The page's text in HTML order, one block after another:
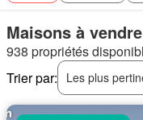
Maisons à
938 propriétés
Trier par:
Les plus